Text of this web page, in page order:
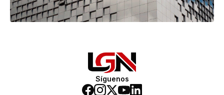
Síguenos